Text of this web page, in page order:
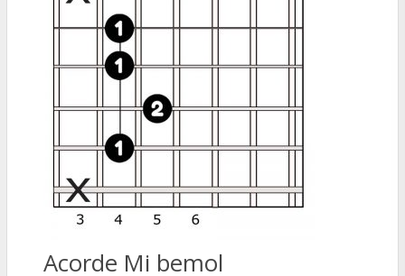
Acorde Mi bemol